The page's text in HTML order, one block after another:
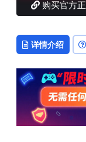
购买官方
详情介绍